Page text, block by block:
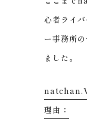
心者ライ
ー事務所
ました。
natchan.V
理由：